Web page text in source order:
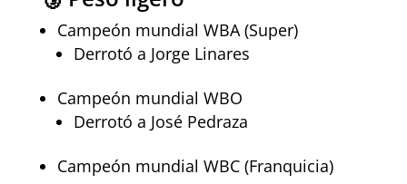
Campeón mundial WBA (Super)
Derrotó a Jorge Linares
Campeón mundial WBO
Derrotó a José Pedraza
Campeón mundial WBC (Franquicia)